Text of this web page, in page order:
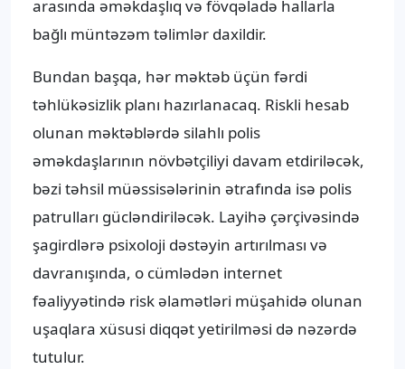
arasında əməkdaşlıq və fövqəladə hallarla
bağlı müntəzəm təlimlər daxildir.
Bundan başqa, hər məktəb üçün fərdi
təhlükəsizlik planı hazırlanacaq. Riskli hesab
olunan məktəblərdə silahlı polis
əməkdaşlarının növbətçiliyi davam etdiriləcək,
bəzi təhsil müəssisələrinin ətrafında isə polis
patrulları gücləndiriləcək. Layihə çərçivəsində
şagirdlərə psixoloji dəstəyin artırılması və
davranışında, o cümlədən internet
fəaliyyətində risk əlamətləri müşahidə olunan
uşaqlara xüsusi diqqət yetirilməsi də nəzərdə
tutulur.